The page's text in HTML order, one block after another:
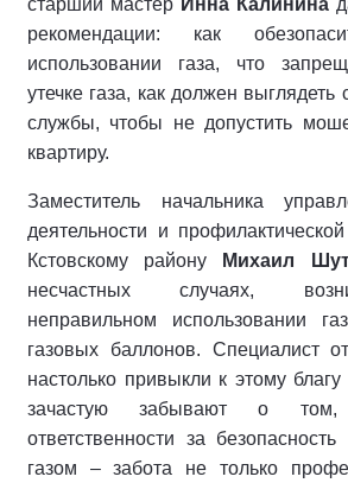
рекомендации: как
использовании газа, что
утечке газа, как должен выглядеть
службы, чтобы не допустить
квартиру.
Заместитель начальника
деятельности и
Кстовскому району
Михаил
несчастных случаях,
неправильном использовании
газовых баллонов. Специалист
настолько привыкли к этому
зачастую забывают о
ответственности за
газом – забота не только